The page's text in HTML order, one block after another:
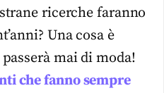
ricerche faranno
Una cosa è
mai di moda!
che fanno sempre